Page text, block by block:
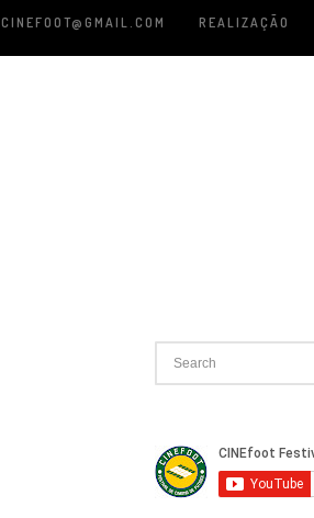
CINEFOOT@GMAIL.COM REALIZAÇÃO